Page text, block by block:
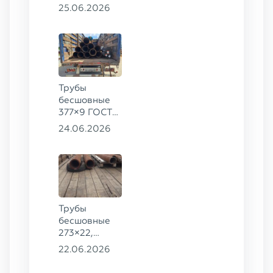
73×14,
20
25.06.2026
Трубы
бесшовные
377×9 ГОСТ
8732-78, ст.
24.06.2026
Трубы
бесшовные
273×22,
245×26,
22.06.2026